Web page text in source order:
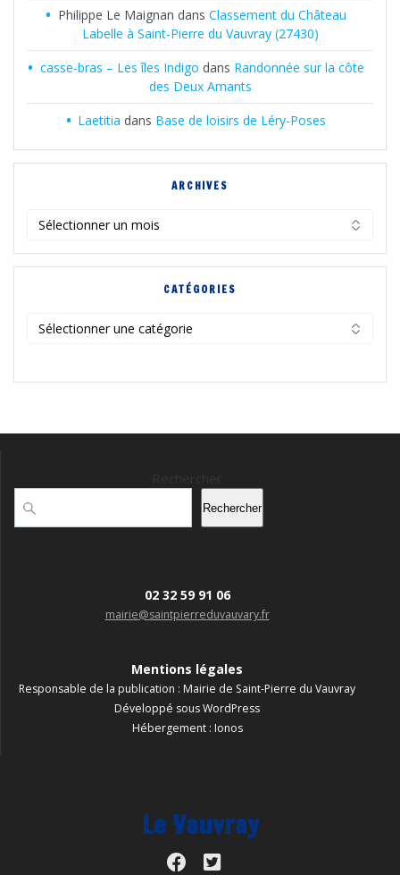
Philippe Le Maignan dans Classement du Château
Labelle à Saint-Pierre du Vauvray (27430)
casse-bras – Les îles Indigo dans Randonnée sur la côte
des Deux Amants
Laetitia dans Base de loisirs de Léry-Poses
ARCHIVES
CATÉGORIES
Rechercher
02 32 59 91 06
mairie@saintpierreduvauvary.fr
Mentions légales
Responsable de la publication : Mairie de Saint-Pierre du Vauvray
Développé sous WordPress
Hébergement : Ionos
Le Vauvray